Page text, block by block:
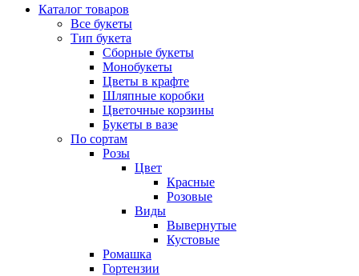
Каталог товаров
Все букеты
Тип букета
Сборные букеты
Монобукеты
Цветы в крафте
Шляпные коробки
Цветочные корзины
Букеты в вазе
По сортам
Розы
Цвет
Красные
Розовые
Виды
Вывернутые
Кустовые
Ромашка
Гортензии